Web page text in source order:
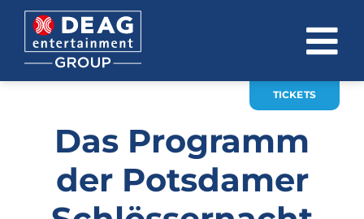
Zum
Inhalt
springen
INVESTOR RELATIONS
EVENTS
TICKETS
Das Programm
der Potsdamer